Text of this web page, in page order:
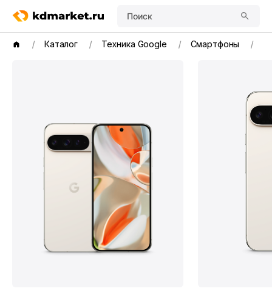
Поиск
Каталог Техника Google Смартфоны